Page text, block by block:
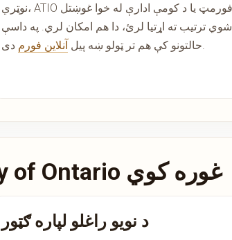
نوټري، ATIO فورمټ یا د کومې ادارې له خوا غوښتل
شوي ترتیب ته اړتیا لرئ، دا هم امکان لري. په داسې
حالتونو کې هم تر ټولو ښه پیل آنلاین فورم دی.
ولې خلک Translation Agency of Ontario غوره کوي
د نویو راغلو لپاره ګټور